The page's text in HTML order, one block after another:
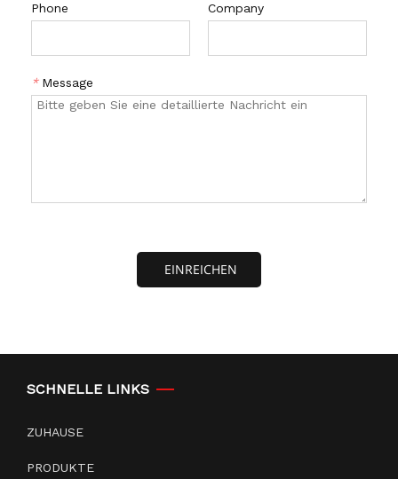
Phone Company
* Message
EINREICHEN
SCHNELLE LINKS
ZUHAUSE
PRODUKTE